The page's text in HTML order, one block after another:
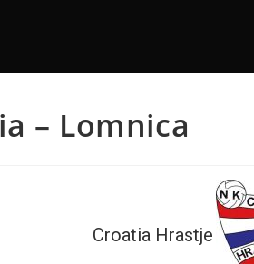
– Lomnica
Croatia Hrastje